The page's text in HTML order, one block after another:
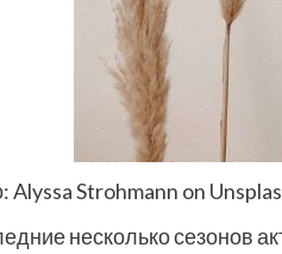
Alyssa Strohmann on
несколько сезонов